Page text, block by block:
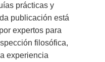
prácticas y
publicación está
expertos para
filosófica,
experiencia